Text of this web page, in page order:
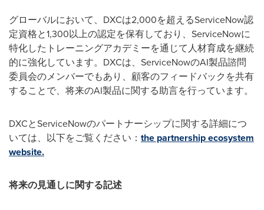
グローバルにおいて、 DXCは2,000を超えるServiceNow認
定資格と1,300以上の認定を保有しており、 ServiceNowに
特化したトレーニングアカデミーを通じて人材育成を継続
的に強化しています。 DXCは、 ServiceNowのAI製品諮問
委員会のメンバーでもあり、顧客のフィードバックを共有
することで、将来のAI製品に関する助言を行っています。
DXCとServiceNowのパートナーシップに関する詳細につ
いては、以下をご覧ください： the partnership ecosystem
website.
将来の見通しに関する記述